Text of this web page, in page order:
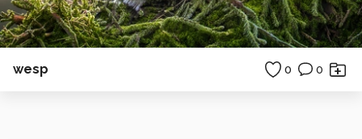
wesp 0 0